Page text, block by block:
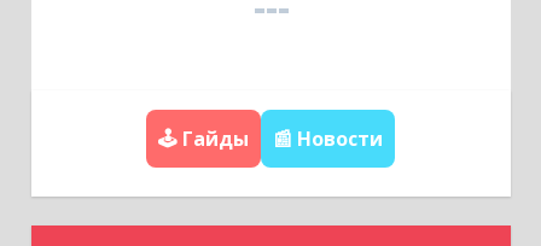
и
🕹️ Гайды 📰 Новости